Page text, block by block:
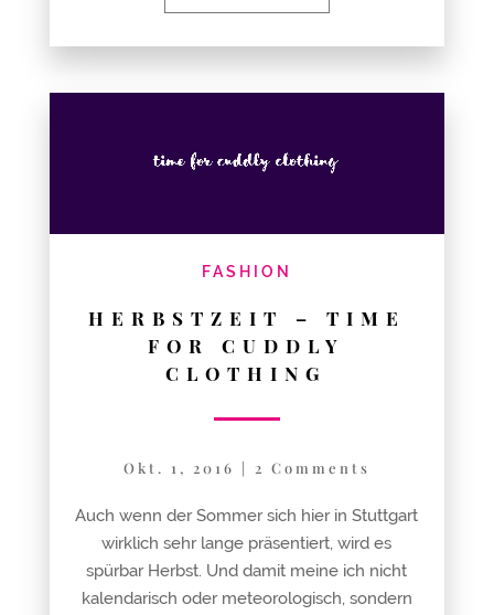
FASHION
HERBSTZEIT – TIME
FOR CUDDLY
CLOTHING
Okt. 1, 2016 | 2 Comments
Auch wenn der Sommer sich hier in Stuttgart
wirklich sehr lange präsentiert, wird es
spürbar Herbst. Und damit meine ich nicht
kalendarisch oder meteorologisch, sondern